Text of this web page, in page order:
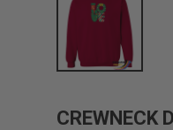
CREWNECK